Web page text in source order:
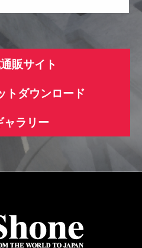
販サイト
トダウンロード
ャラリー